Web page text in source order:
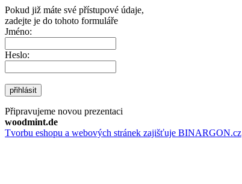
Pokud již máte své přístupové údaje,
zadejte je do tohoto formuláře
Jméno:
Heslo:
přihlásit
Připravujeme novou prezentaci
woodmint.de
Tvorbu eshopu a webových stránek zajišťuje BINARGON.cz